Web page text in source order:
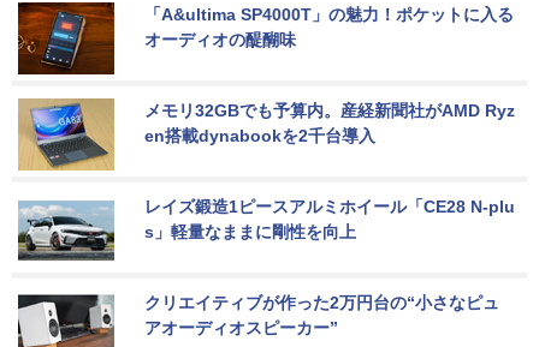
「A&ultima SP4000T」の魅力！ポケットに入る
オーディオの醍醐味
メモリ32GBでも予算内。産経新聞社がAMD Ryz
en搭載dynabookを2千台導入
レイズ鍛造1ピースアルミホイール「CE28 N-plu
s」軽量なままに剛性を向上
クリエイティブが作った2万円台の“小さなピュ
アオーディオスピーカー”